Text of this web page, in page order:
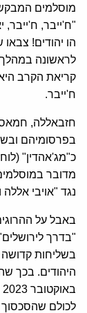
מוסלמים
"ח'ייבר, ח'ייבר,
הו יהודים!
קריאת הקרב היא
ח'ייבר.
חזבאללה, חמאס
בפרסומיהם
כ"מג'אהדין"
מדובר
נגד "אויבי
באבל על
"בדרך
בשליחות
היהודים. בכך
לכולם שהסכסוך